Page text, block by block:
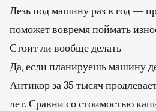
Лезь под машину раз в год —
поможет вовремя поймать
Стоит ли вообще делать
Да, если планируешь машину
Антикор за 35 тысяч
лет. Сравни со стоимостью